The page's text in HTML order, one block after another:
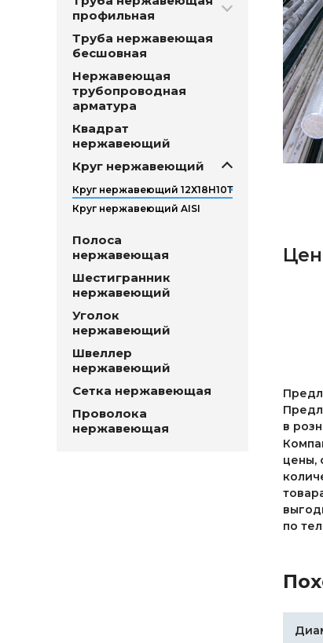
профильная
Труба нержавеющая
бесшовная
Нержавеющая
трубопроводная
арматура
Квадрат
нержавеющий
Круг нержавеющий
Круг нержавеющий 12Х18Н10Т
Круг нержавеющий AISI
Полоса
нержавеющая
Шестигранник
нержавеющий
Уголок
нержавеющий
Швеллер
нержавеющий
Сетка нержавеющая
Проволока
нержавеющая
в
цены,
по